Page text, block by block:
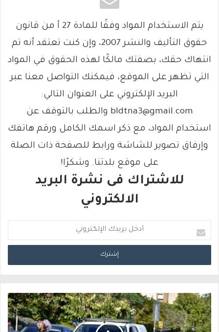
يتم الاستخدام المواد وفقًا للمادة 27 أ من قانون
حقوق التأليف والنشر 2007، وإن كنت تعتقد أنه تم
انتهاك حقك، بصفتك مالكًا لهذه الحقوق في المواد
التي تظهر على الموقع، فيمكنك التواصل معنا عبر
البريد الإلكتروني على العنوان التالي:
bldtna3@gmail.com والطلب بالتوقف عن
استخدام المواد، مع ذكر اسمك الكامل ورقم هاتفك
وإرفاق تصوير للشاشة ورابط للصفحة ذات الصلة
على موقع بلدتنا. وشكرًا!
للاشتراك فى نشرة البريد
الالكتروني
د
خ
ب
ر